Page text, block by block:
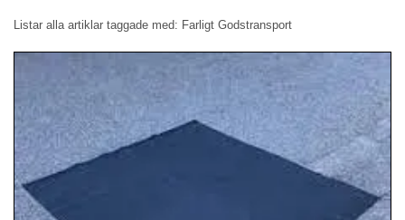
Listar alla artiklar taggade med: Farligt Godstransport